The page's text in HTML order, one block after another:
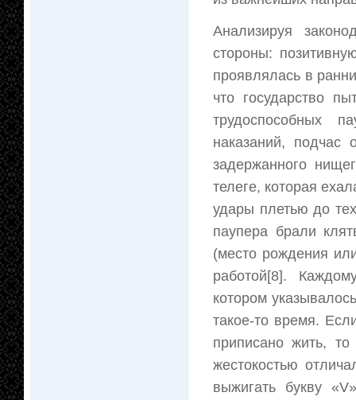
Анализируя
стороны:
проявлялась в
что государство
трудоспособных
наказаний, подчас
задержанного
телеге, которая
удары плетью до
паупера брали
(место рождения
работой[8].
котором
такое-то время.
приписано жить,
жестокостью
выжигать букву